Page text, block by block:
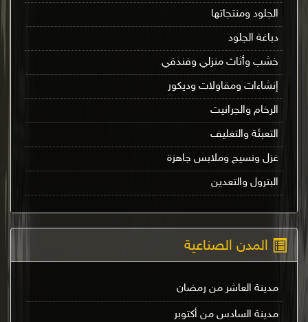
الجلود ومنتجاتها
دباغة الجلود
خشب وأثاث منزلي وفندقي
إنشاءات ومقاولات وديكور
الرخام والجرانيت
التعبئة والتغليف
غزل ونسيج وملابس جاهزة
البترول والتعدين
المدن الصناعية
مدينة العاشر من رمضان
مدينة السادس من أكتوبر